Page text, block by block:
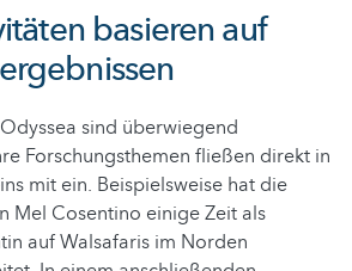
basieren auf
sind überwiegend
Forschungsthemen fließen direkt in
mit ein. Beispielsweise hat die
Mel Cosentino einige Zeit als
auf Walsafaris im Norden